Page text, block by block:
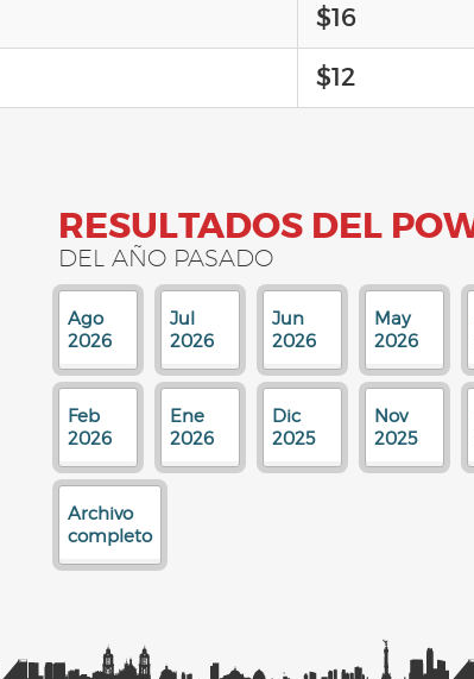
$16
$12
RESULTADOS DEL
DEL AÑO PASADO
Ago
2026
Jul
2026
Jun
2026
May
2026
Feb
2026
Ene
2026
Dic
2025
Nov
2025
Archivo
completo